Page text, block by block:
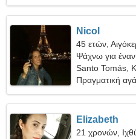
Nicol
45 ετών,
Ψάχνω για έναν
Santo Tomás,
Πραγματική
Elizabeth
21 χρονών,